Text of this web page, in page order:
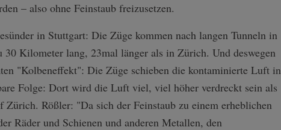
– also ohne Feinstaub freizusetzen.
in Stuttgart: Die Züge kommen nach langen Tunneln in
Kilometer lang, 23mal länger als in Zürich. Und deswegen
"Kolbeneffekt": Die Züge schieben die kontaminierte Luft in
Folge: Dort wird die Luft viel, viel höher verdreckt sein als
Zürich. Rößler: "Da sich der Feinstaub zu einem erheblichen
Räder und Schienen und anderen Metallen, den